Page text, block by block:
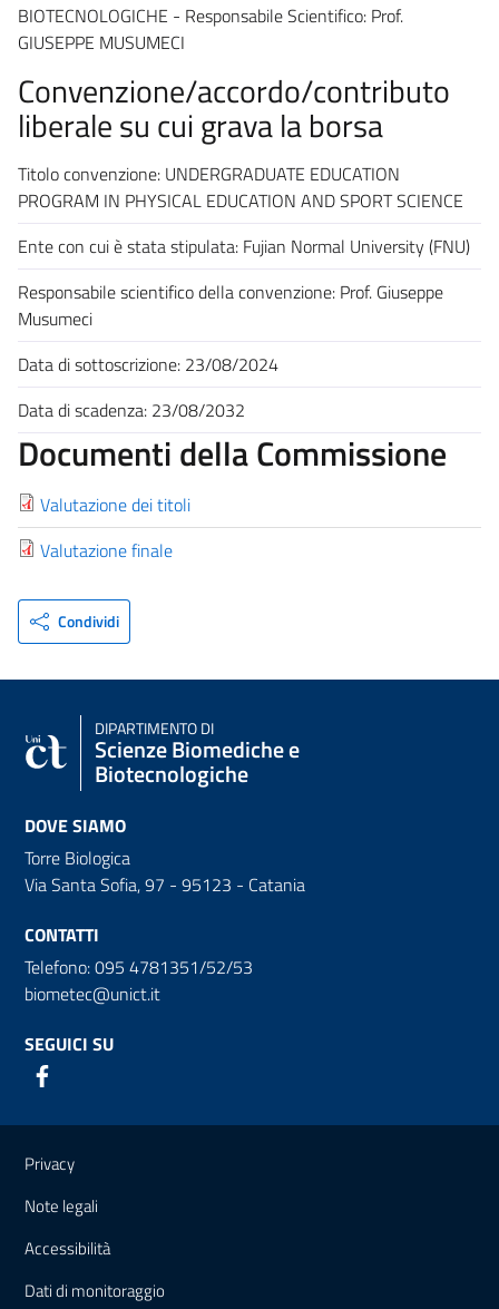
BIOTECNOLOGICHE - Responsabile Scientifico: Prof.
GIUSEPPE MUSUMECI
Convenzione/accordo/contributo
liberale su cui grava la borsa
Titolo convenzione: UNDERGRADUATE EDUCATION
PROGRAM IN PHYSICAL EDUCATION AND SPORT SCIENCE
Ente con cui è stata stipulata: Fujian Normal University (FNU)
Responsabile scientifico della convenzione: Prof. Giuseppe
Musumeci
Data di sottoscrizione: 23/08/2024
Data di scadenza: 23/08/2032
Documenti della Commissione
Valutazione dei titoli
Valutazione finale
Condividi
DIPARTIMENTO DI
Scienze Biomediche e
Biotecnologiche
DOVE SIAMO
Torre Biologica
Via Santa Sofia, 97 - 95123 - Catania
CONTATTI
Telefono: 095 4781351/52/53
biometec@unict.it
SEGUICI SU
Link e informazioni utili
Privacy
Note legali
Accessibilità
Dati di monitoraggio